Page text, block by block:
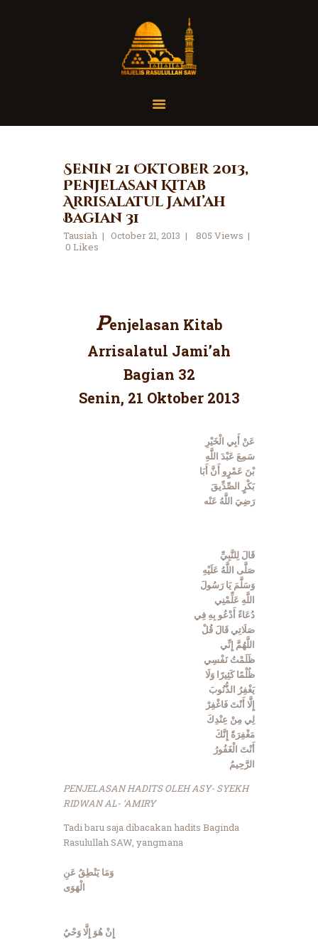
Home
Tausiah
Jadwal
Tanya Yuk
Dokumentasi
Media
Senin 21 Oktober 2013,
Penjelasan Kitab
Arrisalatul Jami’ah
Bagian 31
Tausiah October 21, 2013 805 Views
0 Likes
Penjelasan Kitab
Arrisalatul Jami’ah
Bagian 32
Senin, 21 Oktober 2013
عَنْ أَبِي الْخَيْرِ
سَمِعَ عَبْدَ اللَّهِ
بْنَ عَمْرٍو أَنَّ أَبَا
بَكْرٍ الصِّدِّيقَ
رَضِيَ اللَّهُ عَنْه
قَالَ لِلنَّبِيِّ
صَلَّى اللَّهُ عَلَيْهِ
وَسَلَّمَ يَا رَسُولَ
اللَّهِ عَلِّمْنِي
دُعَاءً أَدْعُو بِهِ فِي
صَلَاتِي قَالَ قُلْ
اللَّهُمَّ إِنِّي
ظَلَمْتُ نَفْسِي
ظُلْمًا كَثِيرًا وَلَا
يَغْفِرُ الذُّنُوبَ
إِلَّا أَنْتَ فَاغْفِرْ
لِي مِنْ عِنْدِكَ
مَغْفِرَةً إِنَّكَ
أَنْتَ الْغَفُورُ
الرَّحِيمُ
PENJELASAN HADITS OLEH ASY- SYEKH
RIDWAN AL- ‘AMIRY
Tadi baru saja dibacakan hadits Baginda
Rasulullah SAW, yangmana
وَمَا يَنْطِقُ عَنِ
الْهَوَى
إِنْ هُوَ إِلَّا وَحْيٌ